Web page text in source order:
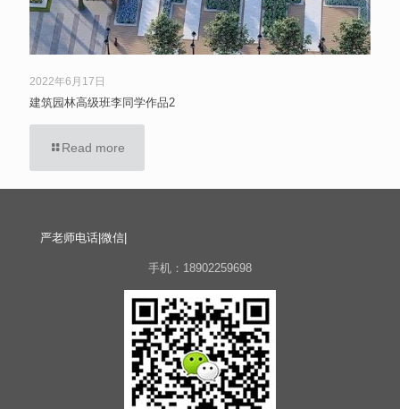
2022年6月17日
建筑园林高级班李同学作品2
Read more
严老师电话|微信|
手机：18902259698